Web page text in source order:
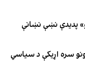
پدیدې نښې نښانې
سره اړیکې د سیاسي